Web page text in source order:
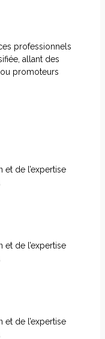
professionnels
allant des
promoteurs
et de l’expertise
et de l’expertise
et de l’expertise